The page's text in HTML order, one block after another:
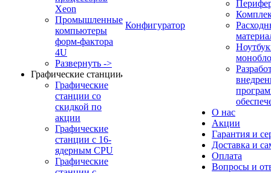
Xeon
Промышленные
компьютеры
форм-фактора
4U
Развернуть ->
Графические станции
Графические
станции со
скидкой по
акции
Графические
станции с 16-
ядерным CPU
Графические
Конфигуратор
О нас
Акции
Гарантия и
Доставка и
Оплата
Вопросы и